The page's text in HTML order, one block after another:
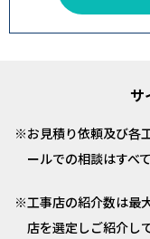
サ
お見積り依頼及び各
ールでの相談はすべ
工事店の紹介数は最
店を選定しご紹介し